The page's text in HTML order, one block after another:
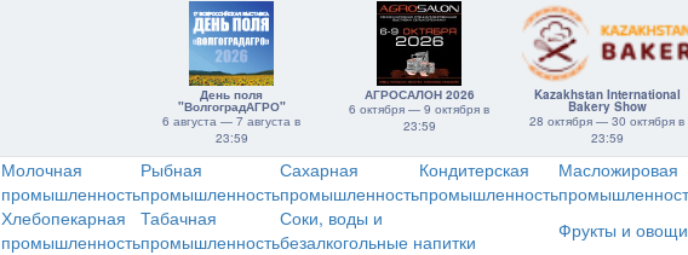
День поля
"ВолгоградАГРО"
6 августа — 7 августа в
23:59
АГРОСАЛОН 2026
6 октября — 9 октября в
23:59
Kazakhstan International
Bakery Show
28 октября — 30 октября в
23:59
Молочная
промышленность
Рыбная
промышленность
Сахарная
промышленность
Кондитерская
промышленность
Масложировая
Хлебопекарная
промышленность
Табачная
промышленность
Соки, воды и
безалкогольные напитки
Фрукты и овощи